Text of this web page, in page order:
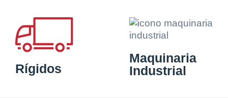
Rígidos
Maquinaria
Industrial